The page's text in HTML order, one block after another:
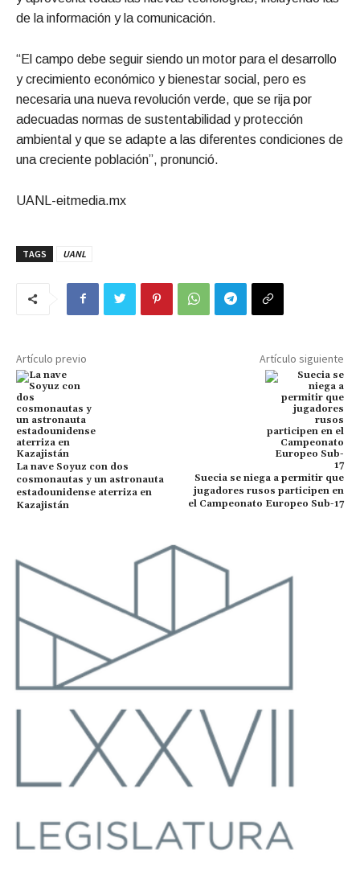
de la información y la comunicación.
“El campo debe seguir siendo un motor para el desarrollo
y crecimiento económico y bienestar social, pero es
necesaria una nueva revolución verde, que se rija por
adecuadas normas de sustentabilidad y protección
ambiental y que se adapte a las diferentes condiciones de
una creciente población”, pronunció.
UANL-eitmedia.mx
TAGS UANL
Artículo previo
La nave Soyuz con dos
cosmonautas y un astronauta
estadounidense aterriza en
Kazajistán
Artículo siguiente
Suecia se niega a permitir que
jugadores rusos participen en
el Campeonato Europeo Sub-17